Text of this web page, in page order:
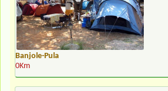
Banjole-Pula
0Km